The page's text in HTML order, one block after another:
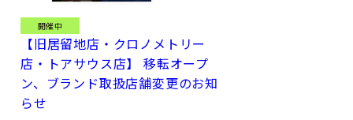
トダイヤモンドがあしらわれ、上品な演出をしています。
この「トラディショナル・エクストラフラット・パーペチュア
ルカレンダー」は、コレクションでは初めてとなるインターチ
ェンジャブルストラップが付属し、工具を使わずにプッシュボ
開催中
【旧居留地店・クロノメトリー
店・トアサウス店】 移転オープ
ン、ブランド取扱店舗変更のお知
らせ